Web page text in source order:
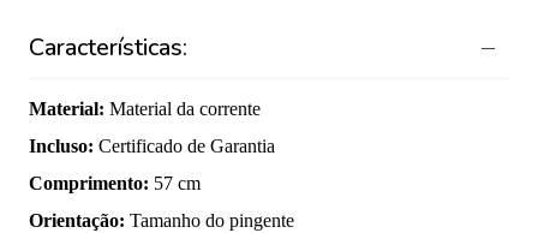
Características:
Material: Material da corrente
Incluso: Certificado de Garantia
Comprimento: 57 cm
Orientação: Tamanho do pingente